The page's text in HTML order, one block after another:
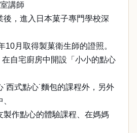
講師
後，進入日本菓子專門學校深
10月取得製菓衛生師的證照。
自宅廚房中開設「小小的點心
西式點心˙麵包的課程外，另外
製作點心的體驗課程、在媽媽